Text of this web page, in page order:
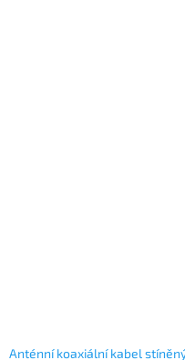
Anténní koaxiální kabel